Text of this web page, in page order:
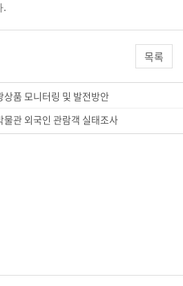
.
목록
품 모니터링 및 발전방안
관 외국인 관람객 실태조사